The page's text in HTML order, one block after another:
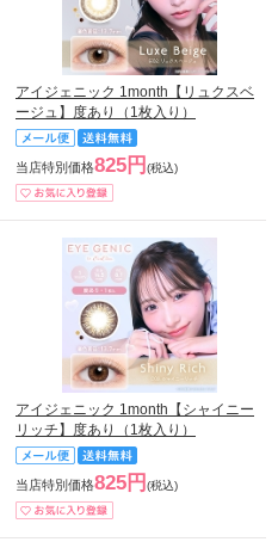
アイジェニック 1month【リュクスベ
ージュ】度あり（1枚入り）
当店特別価格825円 (税込)
アイジェニック 1month【シャイニー
リッチ】度あり（1枚入り）
当店特別価格825円 (税込)